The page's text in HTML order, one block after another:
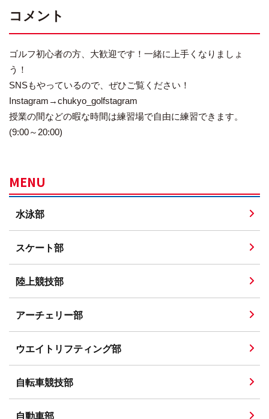
コメント
ゴルフ初心者の方、大歓迎です！一緒に上手くなりましょ
う！
SNSもやっているので、ぜひご覧ください！
Instagram→chukyo_golfstagram
授業の間などの暇な時間は練習場で自由に練習できます。
(9:00～20:00)
MENU
水泳部
スケート部
陸上競技部
アーチェリー部
ウエイトリフティング部
自転車競技部
自動車部